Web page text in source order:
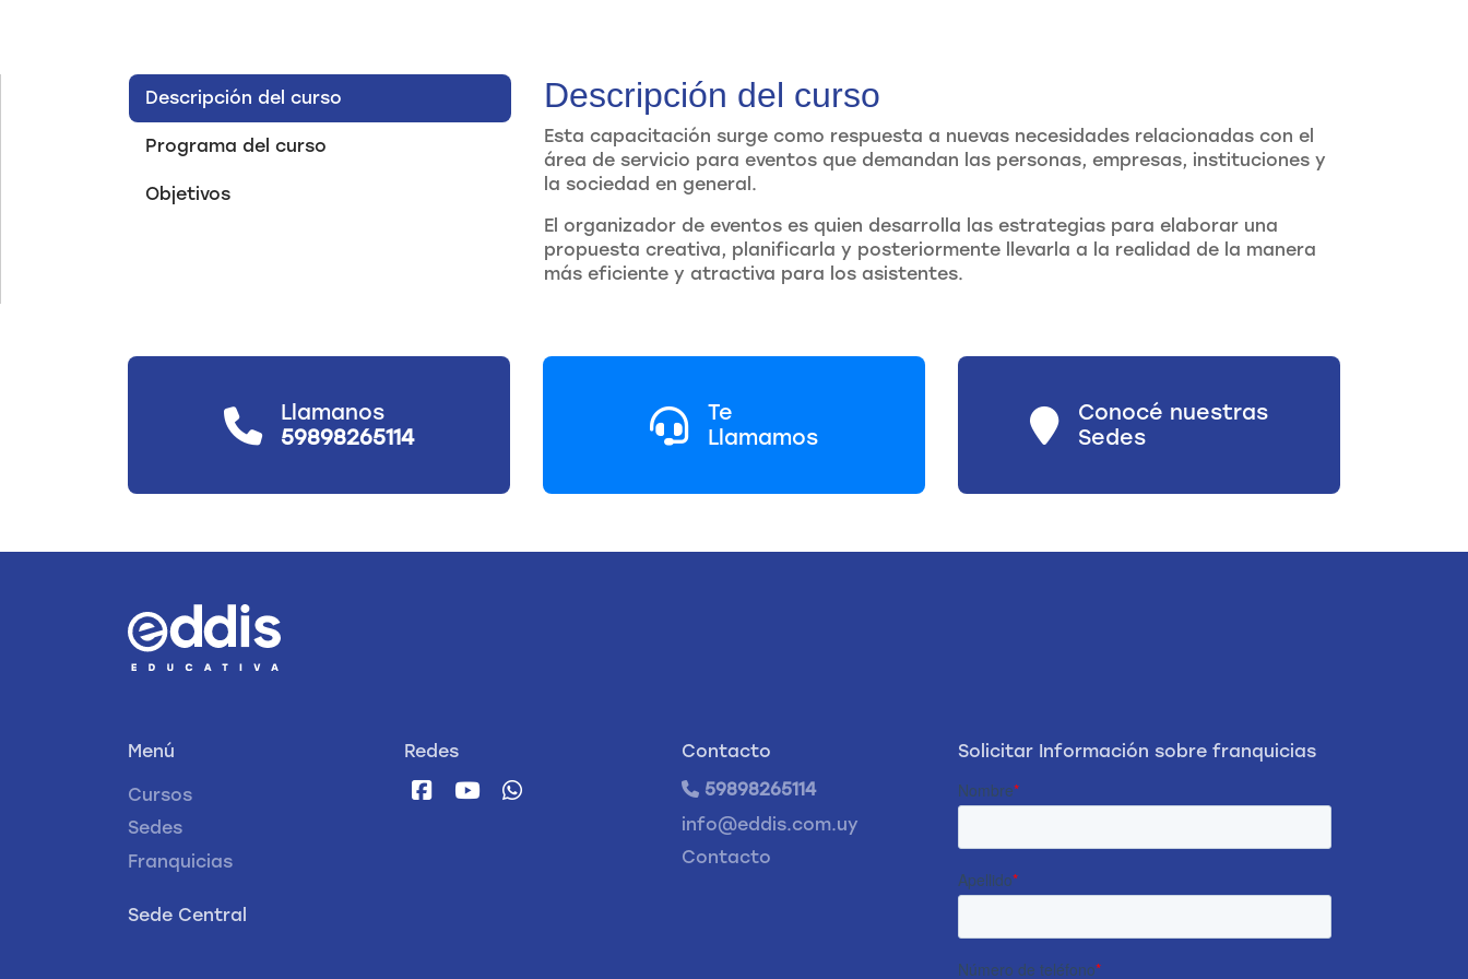
Descripción del curso
Programa del curso
Objetivos
Descripción del curso
Esta capacitación surge como respuesta a nuevas necesidades relacionadas con el
área de servicio para eventos que demandan las personas, empresas, instituciones y
la sociedad en general.
El organizador de eventos es quien desarrolla las estrategias para elaborar una
propuesta creativa, planificarla y posteriormente llevarla a la realidad de la manera
más eficiente y atractiva para los asistentes.
Llamanos
59898265114
Te
Llamamos
Conocé nuestras
Sedes
Menú
Cursos
Sedes
Franquicias
Redes
Contacto
59898265114
info@eddis.com.uy
Contacto
Sede Central
Solicitar Información sobre franquicias